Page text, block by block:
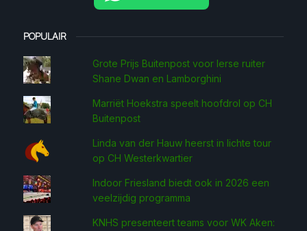
POPULAIR
Grote Prijs Buitenpost voor Ierse ruiter
Shane Dwan en Lamborghini
Marriët Hoekstra speelt hoofdrol op CH
Buitenpost
Linda van der Hauw heerst in lichte tour
op CH Westerkwartier
Indoor Friesland biedt ook in 2026 een
veelzijdig programma
KNHS presenteert teams voor WK Aken: